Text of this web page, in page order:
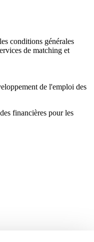
conditions générales
de matching et
de l'emploi des
financières pour les